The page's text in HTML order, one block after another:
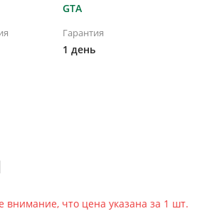
GTA
Гарантия
1 день
что цена указана за 1 шт.